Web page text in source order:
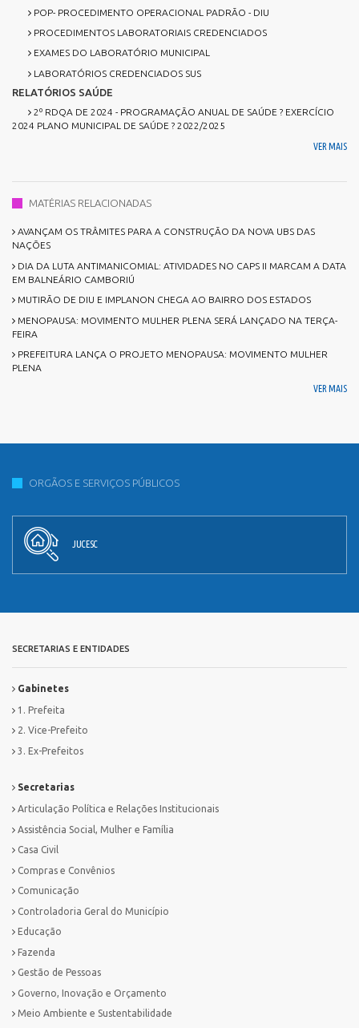
POP- PROCEDIMENTO OPERACIONAL PADRÃO - DIU
PROCEDIMENTOS LABORATORIAIS CREDENCIADOS
EXAMES DO LABORATÓRIO MUNICIPAL
LABORATÓRIOS CREDENCIADOS SUS
RELATÓRIOS SAÚDE
2º RDQA DE 2024 - PROGRAMAÇÃO ANUAL DE SAÚDE ? EXERCÍCIO
2024 PLANO MUNICIPAL DE SAÚDE ? 2022/2025
VER MAIS
MATÉRIAS RELACIONADAS
AVANÇAM OS TRÂMITES PARA A CONSTRUÇÃO DA NOVA UBS DAS
NAÇÕES
DIA DA LUTA ANTIMANICOMIAL: ATIVIDADES NO CAPS II MARCAM A DATA
EM BALNEÁRIO CAMBORIÚ
MUTIRÃO DE DIU E IMPLANON CHEGA AO BAIRRO DOS ESTADOS
MENOPAUSA: MOVIMENTO MULHER PLENA SERÁ LANÇADO NA TERÇA-
FEIRA
PREFEITURA LANÇA O PROJETO MENOPAUSA: MOVIMENTO MULHER
PLENA
VER MAIS
ORGÃOS E SERVIÇOS PÚBLICOS
JUCESC
SECRETARIAS E ENTIDADES
Gabinetes
1. Prefeita
2. Vice-Prefeito
3. Ex-Prefeitos
Secretarias
Articulação Política e Relações Institucionais
Assistência Social, Mulher e Família
Casa Civil
Compras e Convênios
Comunicação
Controladoria Geral do Município
Educação
Fazenda
Gestão de Pessoas
Governo, Inovação e Orçamento
Meio Ambiente e Sustentabilidade